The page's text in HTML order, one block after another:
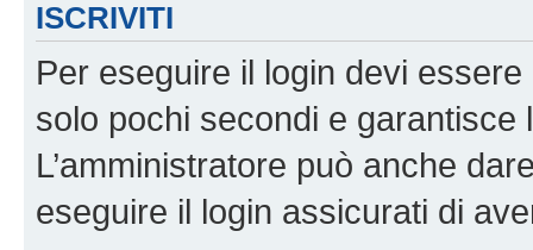
ISCRIVITI
Per eseguire il login devi
solo pochi secondi e garantisce
L’amministratore può anche
eseguire il login assicurati di